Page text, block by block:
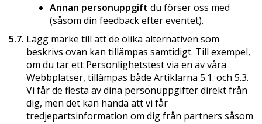
Annan personuppgift du förser oss med
(såsom din feedback efter eventet).
5.7. Lägg märke till att de olika alternativen som
beskrivs ovan kan tillämpas samtidigt. Till exempel,
om du tar ett Personlighetstest via en av våra
Webbplatser, tillämpas både Artiklarna 5.1. och 5.3.
Vi får de flesta av dina personuppgifter direkt från
dig, men det kan hända att vi får
tredjepartsinformation om dig från partners såsom